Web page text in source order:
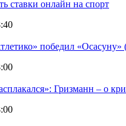
ставки онлайн на спорт
победил «Осасуну»
Гризманн – о